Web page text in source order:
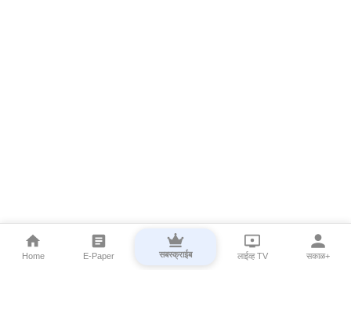
Home E-Paper सबस्क्राईब लाईव्ह TV सकाळ+